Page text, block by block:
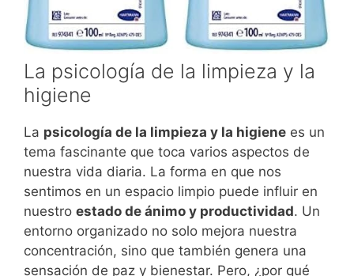
La psicología de la limpieza y la
higiene
La psicología de la limpieza y la higiene es un
tema fascinante que toca varios aspectos de
nuestra vida diaria. La forma en que nos
sentimos en un espacio limpio puede influir en
nuestro estado de ánimo y productividad. Un
entorno organizado no solo mejora nuestra
concentración, sino que también genera una
sensación de paz y bienestar. Pero, ¿por qué